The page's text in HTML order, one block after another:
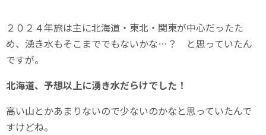
２０２４年旅は主に北海道・東北・関東が中心だったた
め、湧き水もそこまででもないかな…？ と思っていたん
ですが。
北海道、予想以上に湧き水だらけでした！
高い山とかあまりないので少ないのかなと思っていたんで
すけどね。